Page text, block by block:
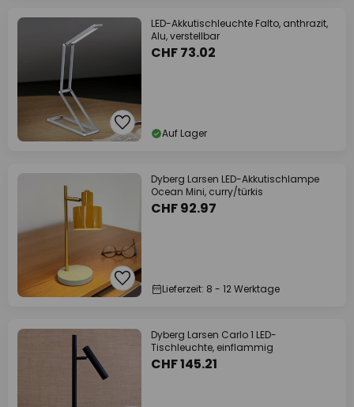
LED-Akkutischleuchte Falto, anthrazit,
Alu, verstellbar
CHF 73.02
Auf Lager
Dyberg Larsen LED-Akkutischlampe
Ocean Mini, curry/türkis
CHF 92.97
Lieferzeit: 8 - 12 Werktage
Dyberg Larsen Carlo 1 LED-
Tischleuchte, einflammig
CHF 145.21